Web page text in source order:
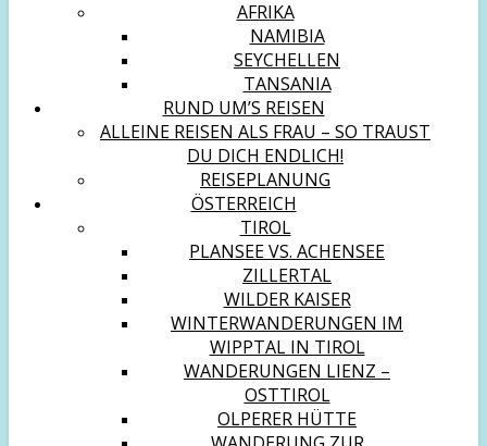
AFRIKA
NAMIBIA
SEYCHELLEN
TANSANIA
RUND UM’S REISEN
ALLEINE REISEN ALS FRAU – SO TRAUST
DU DICH ENDLICH!
REISEPLANUNG
ÖSTERREICH
TIROL
PLANSEE VS. ACHENSEE
ZILLERTAL
WILDER KAISER
WINTERWANDERUNGEN IM
WIPPTAL IN TIROL
WANDERUNGEN LIENZ –
OSTTIROL
OLPERER HÜTTE